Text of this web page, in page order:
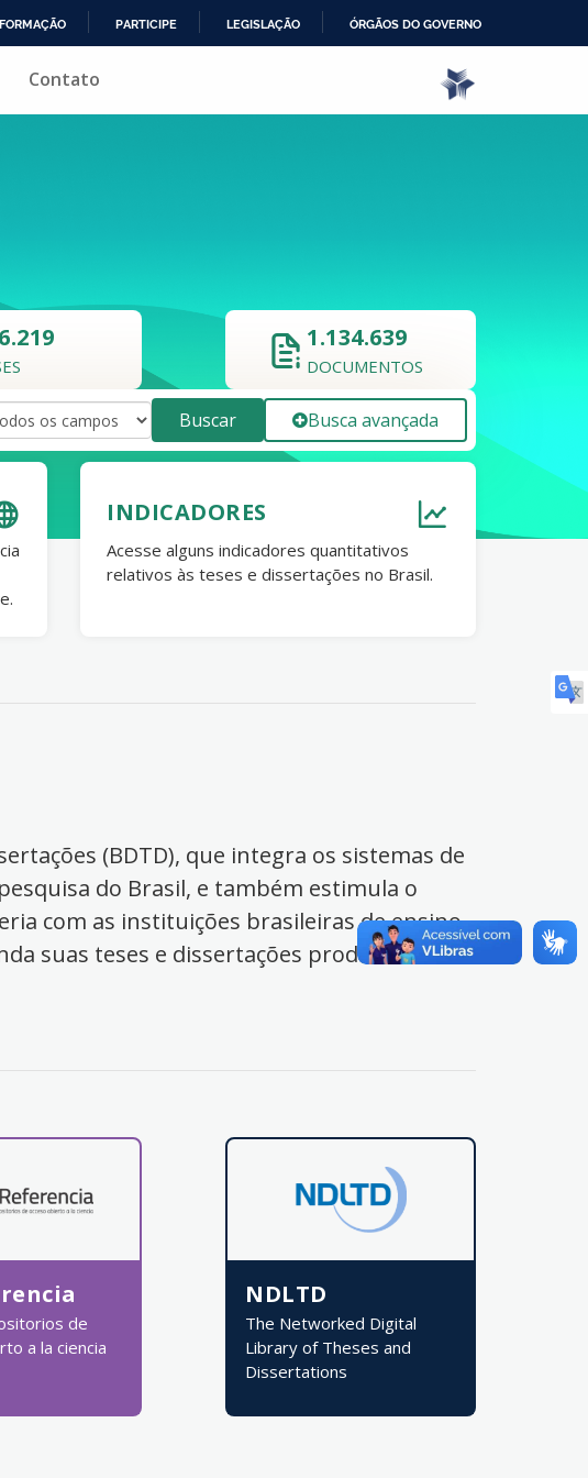
PARTICIPE LEGISLAÇÃO ÓRGÃOS DO GOVERNO
Contato
1.134.639
DOCUMENTOS
Buscar Busca avançada
INDICADORES
Acesse alguns indicadores quantitativos
relativos às teses e dissertações no Brasil.
(BDTD), que integra os sistemas de
do Brasil, e também estimula o
com as instituições brasileiras de ensino
suas teses e dissertações produzidas no
de
a la ciencia
NDLTD
The Networked Digital
Library of Theses and
Dissertations